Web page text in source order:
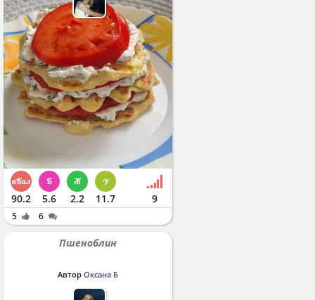
90.2 5.6 2.2 11.7 9
5 6
Пшеноблин
Автор Оксана Б